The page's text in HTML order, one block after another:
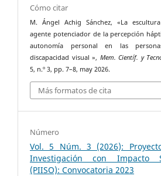
Cómo citar
M. Ángel Achig Sánchez, «La
agente potenciador de la percepción
autonomía personal en las
discapacidad visual », Mem. Científ. y
5, n.º 3, pp. 7–8, may 2026.
Más formatos de cita
Número
Vol. 5 Núm. 3 (2026):
Investigación con Impacto
(PIISO): Convocatoria 2023